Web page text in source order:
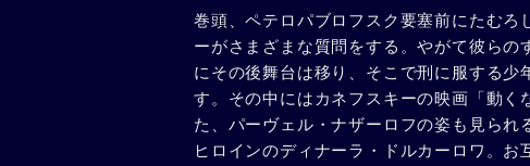
巻頭、ペテロパブロフスク要塞前にたむ
ーがさまざまな質問をする。やがて彼ら
にその後舞台は移り、そこで刑に服する
す。その中にはカネフスキーの映画「動く
た、パーヴェル・ナザーロフの姿も見ら
ヒロインのディナーラ・ドルカーロワ。